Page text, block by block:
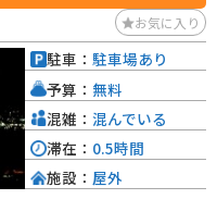
お気に入り
駐車： 駐車場あり
予算： 無料
混雑： 混んでいる
滞在： 0.5時間
施設： 屋外